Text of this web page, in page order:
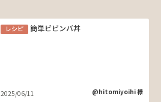
レシピ 簡単ビビンバ丼
2025/06/11 @hitomiyoihi 様